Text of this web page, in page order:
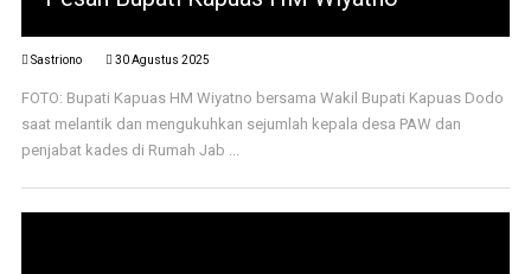
Sastriono 30 Agustus 2025
FOTO: Bupati Kapuas HM Wiyatno bersama Wakil Bupati Kapuas Dodo
saat melantik dan mengukuhkan sejumlah kepala desa PAW dan
penjabat kades di Rumah Jab ...